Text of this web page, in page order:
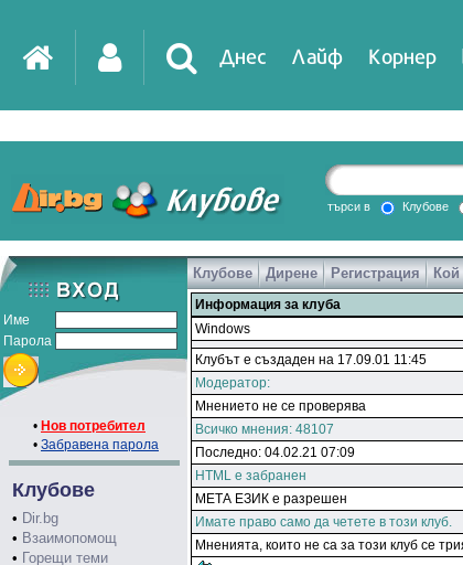
Днес Лайф Корнер
търси в Клубове
Име
Парола
• Нов потребител
• Забравена парола
Клубове
• Dir.bg
• Взаимопомощ
• Горещи теми
Клубове Дирене Регистрация Кой
Информация за клуба
Windows
Клубът е създаден на 17.09.01 11:45
Модератор:
Мнението не се проверява
Всичко мнения: 48107
Последно: 04.02.21 07:09
HTML е забранен
МЕТА ЕЗИК е разрешен
Имате право само да четете в този клуб.
Мненията, които не са за този клуб се